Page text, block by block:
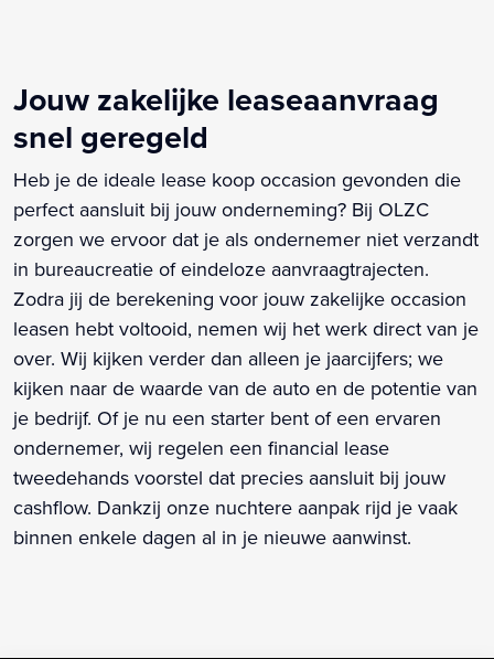
Jouw zakelijke leaseaanvraag
snel geregeld
Heb je de ideale lease koop occasion gevonden die
perfect aansluit bij jouw onderneming? Bij OLZC
zorgen we ervoor dat je als ondernemer niet verzandt
in bureaucreatie of eindeloze aanvraagtrajecten.
Zodra jij de berekening voor jouw zakelijke occasion
leasen hebt voltooid, nemen wij het werk direct van je
over. Wij kijken verder dan alleen je jaarcijfers; we
kijken naar de waarde van de auto en de potentie van
je bedrijf. Of je nu een starter bent of een ervaren
ondernemer, wij regelen een financial lease
tweedehands voorstel dat precies aansluit bij jouw
cashflow. Dankzij onze nuchtere aanpak rijd je vaak
binnen enkele dagen al in je nieuwe aanwinst.